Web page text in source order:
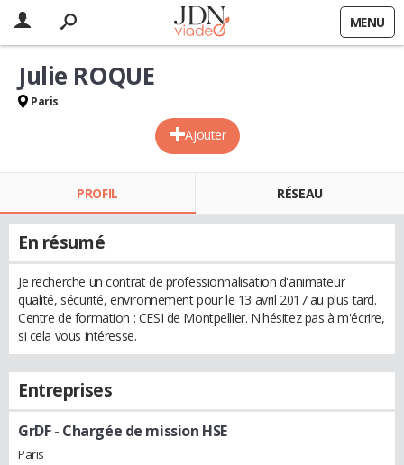
MENU
Ajouter
Julie ROQUE
Paris
PROFIL RÉSEAU
En résumé
Je recherche un contrat de professionnalisation d'animateur
qualité, sécurité, environnement pour le 13 avril 2017 au plus tard.
Centre de formation : CESI de Montpellier. N'hésitez pas à m'écrire,
si cela vous intéresse.
Entreprises
GrDF- Chargée de mission HSE
Paris